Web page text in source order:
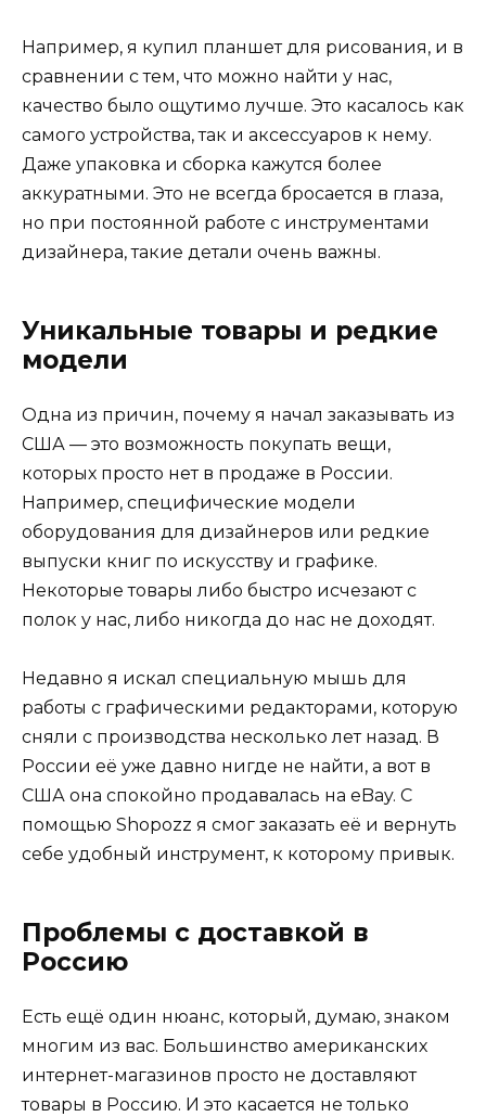
Например, я купил планшет для рисования, и в
сравнении с тем, что можно найти у нас,
качество было ощутимо лучше. Это касалось как
самого устройства, так и аксессуаров к нему.
Даже упаковка и сборка кажутся более
аккуратными. Это не всегда бросается в глаза,
но при постоянной работе с инструментами
дизайнера, такие детали очень важны.
Уникальные товары и редкие
модели
Одна из причин, почему я начал заказывать из
США — это возможность покупать вещи,
которых просто нет в продаже в России.
Например, специфические модели
оборудования для дизайнеров или редкие
выпуски книг по искусству и графике.
Некоторые товары либо быстро исчезают с
полок у нас, либо никогда до нас не доходят.
Недавно я искал специальную мышь для
работы с графическими редакторами, которую
сняли с производства несколько лет назад. В
России её уже давно нигде не найти, а вот в
США она спокойно продавалась на eBay. С
помощью Shopozz я смог заказать её и вернуть
себе удобный инструмент, к которому привык.
Проблемы с доставкой в
Россию
Есть ещё один нюанс, который, думаю, знаком
многим из вас. Большинство американских
интернет-магазинов просто не доставляют
товары в Россию. И это касается не только